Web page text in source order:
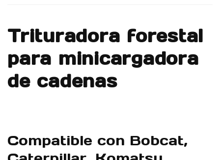
Trituradora forestal
para minicargadora
de cadenas
Compatible con Bobcat,